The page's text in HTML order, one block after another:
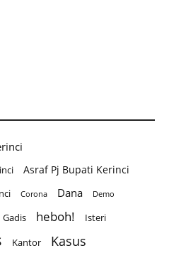
Asraf Pj Bupati Kerinci
Corona Dana Demo
Gadis heboh! Isteri
Kantor Kasus